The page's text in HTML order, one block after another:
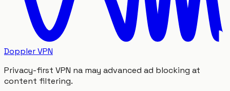
Doppler VPN
Privacy-first VPN na may advanced ad blocking at
content filtering.